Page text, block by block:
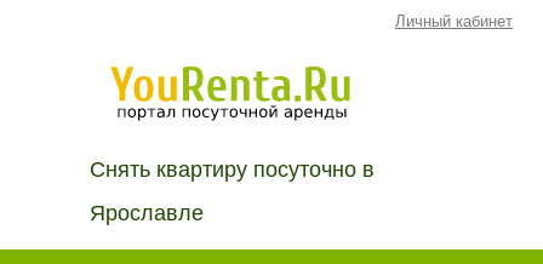
Личный кабинет
Снять квартиру посуточно в
Ярославле